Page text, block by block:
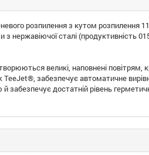
розпилення з кутом розпилення
нержавіючої сталі (продуктивність
великі, наповнені повітрям,
TeeJet®, забезпечує автоматичне
достатній рівень